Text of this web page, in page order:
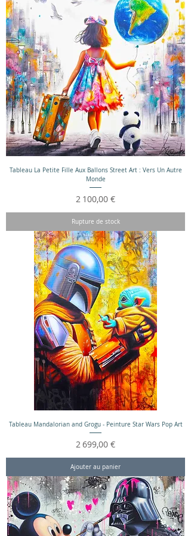
Tableau La Petite Fille Aux Ballons Street Art : Vers Un Autre
Monde
Prix
2 100,00 €
Rupture de stock
Tableau Mandalorian and Grogu - Peinture Star Wars Pop Art
Prix
2 699,00 €
Ajouter au panier